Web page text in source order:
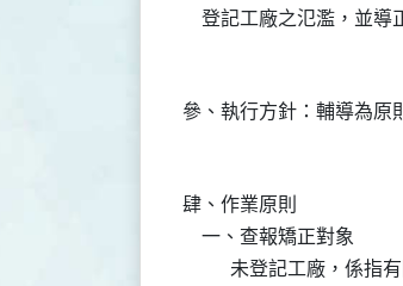
肆、作業原則
    一、查報矯正對象
未登記工廠，